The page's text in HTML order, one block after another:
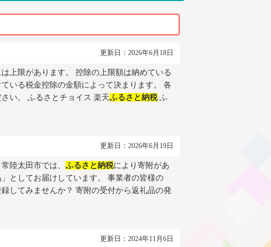
更新日：2026年6月18日
上限があります。 控除の上限額は納めている
いる税金控除の金額によって決まります。 各
い。 ふるさとチョイス 楽天ふるさと納税ふ
更新日：2026年6月19日
陸太田市では、 ふるさと納税により寄附があ
としてお届けしています。 事業者の皆様の
してみませんか？ 寄附の受付から返礼品の発
更新日：2024年11月6日